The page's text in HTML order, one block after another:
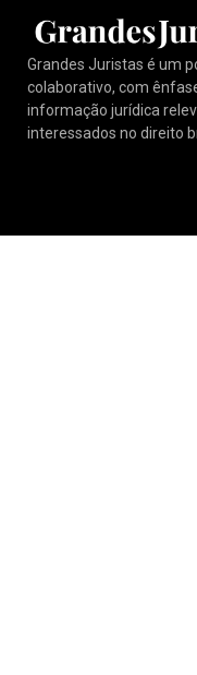
Grandes Juristas é um
colaborativo, com
informação jurídica
interessados no direito